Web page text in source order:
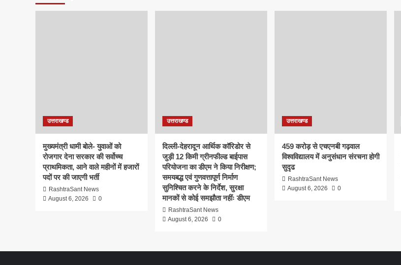
उत्तराखण्ड
मुख्यमंत्री धामी बोले- युवाओं को
रोजगार देना सरकार की सर्वोच्च
प्राथमिकता, आने वाले महीनों में हजारों
पदों पर की जाएगी भर्ती
RashtraSant News
August 6, 2026
0
उत्तराखण्ड
दिल्ली-देहरादून आर्थिक कॉरिडोर से
जुड़ी 12 किमी ग्रीनफील्ड बाईपास
परियोजना का डीएम ने किया निरीक्षण;
समयबद्ध एवं गुणवत्तापूर्ण निर्माण
सुनिश्चित करने के निर्देश, सुरक्षा
मानकों से कोई समझौता नहींः डीएम
RashtraSant News
August 6, 2026
0
उत्तराखण्ड
459 करोड़ से एचएनबी गढ़वाल
विश्वविद्यालय में अनुसंधान संरचना होगी
सुदृढ
RashtraSant News
August 6, 2026
0